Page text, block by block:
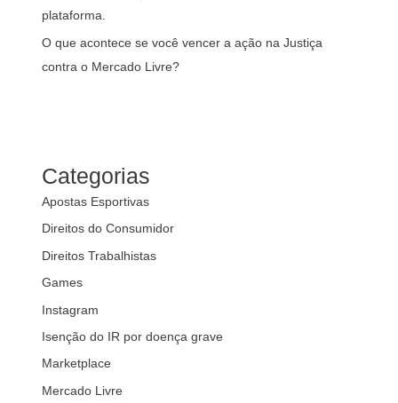
plataforma.
O que acontece se você vencer a ação na Justiça
contra o Mercado Livre?
Categorias
Apostas Esportivas
Direitos do Consumidor
Direitos Trabalhistas
Games
Instagram
Isenção do IR por doença grave
Marketplace
Mercado Livre